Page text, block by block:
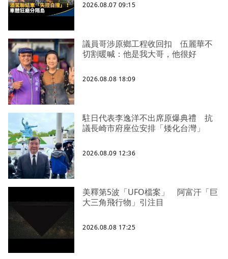
2026.08.07 09:15
議員哥涉原鄉工程收回扣 伍麗華不
切割暖喊：他是我大哥，他很好
2026.08.08 18:09
駐日代表李逸洋不出席原爆典禮 抗
議長崎市府座位安排「矮化台灣」
2026.08.09 12:36
美釋第5波「UFO檔案」 阿富汗「巨
大三角飛行物」引注目
2026.08.08 17:25